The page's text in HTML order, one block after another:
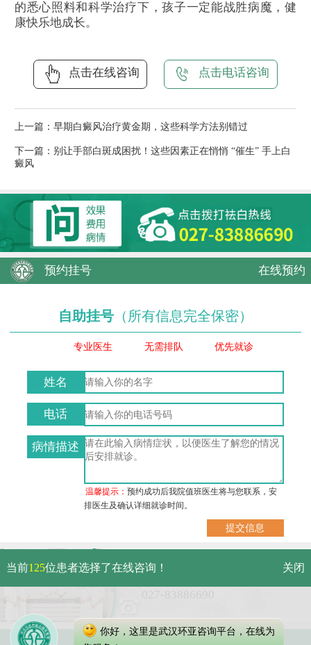
的悉心照料和科学治疗下，孩子一定能战胜病魔，健
康快乐地成长。
点击在线咨询 点击电话咨询
上一篇： 早期白癜风治疗黄金期，这些科学方法别错过
下一篇： 别让手部白斑成困扰！这些因素正在悄悄 “催生” 手上白
癜风
预约挂号 在线预约
自助挂号 （所有信息完全保密）
专业医生 无需排队 优先就诊
姓名
电话
病情描述
温馨提示：预约成功后我院值班医生将与您联系，安
排医生及确认详细就诊时间。
武汉市硚口区解放大道479号
免费电话：
当前125位患者选择了在线咨询！ 关闭
你好，这里是武汉环亚咨询平台，在线为